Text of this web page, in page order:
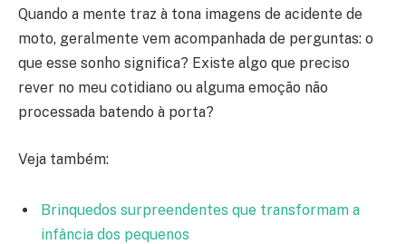
Quando a mente traz à tona imagens de acidente de
moto, geralmente vem acompanhada de perguntas: o
que esse sonho significa? Existe algo que preciso
rever no meu cotidiano ou alguma emoção não
processada batendo à porta?
Veja também:
Brinquedos surpreendentes que transformam a
infância dos pequenos